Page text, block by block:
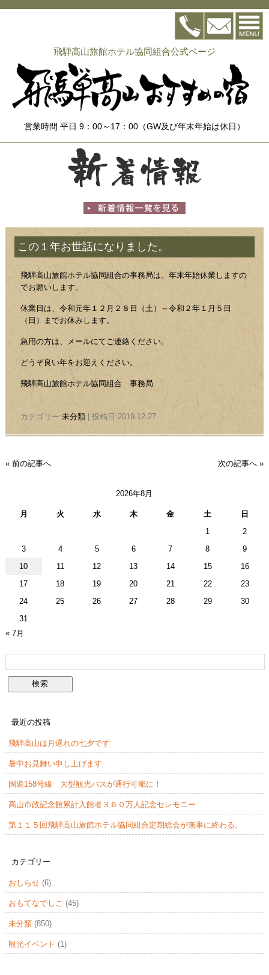
飛騨高山旅館ホテル協同組合公式ページ
営業時間 平日 9：00～17：00（GW及び年末年始は休日）
この１年お世話になりました。
飛騨高山旅館ホテル協同組合の事務局は、年末年始休業しますの
でお願いします。
休業日は、令和元年１２月２８日（土）～令和２年１月５日
（日）までお休みします。
急用の方は、メールにてご連絡ください。
どうぞ良い年をお迎えください。
飛騨高山旅館ホテル協同組合 事務局
カテゴリー:未分類| 投稿日:2019.12.27
« 前の記事へ 次の記事へ »
2026年8月
月 火 水 木 金 土
日
1
2
3
4 5 6 7 8
9
10
11 12 13 14 15
16
17
18 19 20 21 22
23
24
25 26 27 28 29
30
31
« 7月
最近の投稿
飛騨高山は月遅れの七夕です
暑中お見舞い申し上げます
国道158号線 大型観光バスが通行可能に！
高山市政記念館累計入館者３６０万人記念セレモニー
第１１５回飛騨高山旅館ホテル協同組合定期総会が無事に終わる。
カテゴリー
おしらせ(6)
おもてなでしこ (45)
未分類(850)
観光イベント (1)